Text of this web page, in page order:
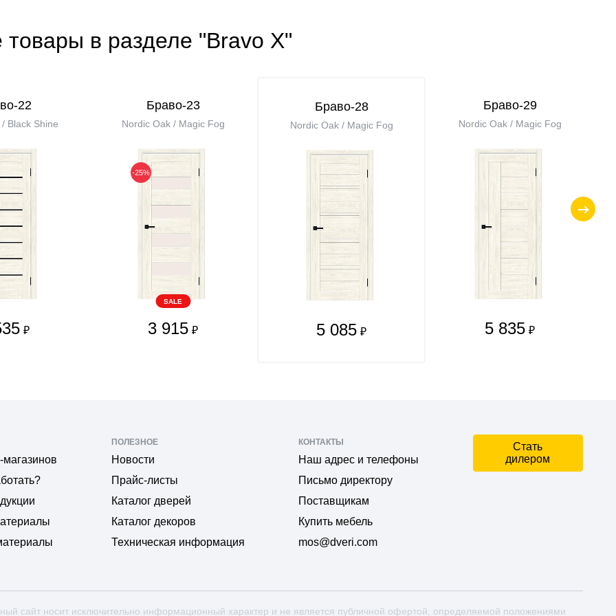
товары в разделе "Bravo X"
22
Black Shine
₽
Браво-23
Nordic Oak / Magic Fog
-25%
SALE
3 915 ₽
Браво-28
Nordic Oak / Magic Fog
5 085 ₽
Браво-29
Nordic Oak / Magic Fog
5 835 ₽
магазинов
ПОЛЕЗНОЕ
Новости
Прайс-листы
Каталог дверей
Каталог декоров
Техническая информация
КОНТАКТЫ
Наш адрес и телефоны
Письмо директору
Поставщикам
Купить мебель
mos@dveri.com
Стать
дилером
сайт носит исключительно информационный характер и не является публичной офертой, определяемой положениями